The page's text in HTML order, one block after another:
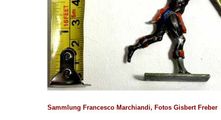
Sammlung Francesco Marchiandi, Fotos Gisbert Freber